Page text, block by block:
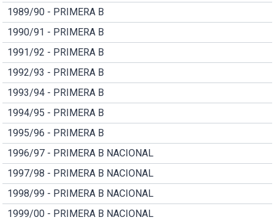
1989/90 - PRIMERA B
1990/91 - PRIMERA B
1991/92 - PRIMERA B
1992/93 - PRIMERA B
1993/94 - PRIMERA B
1994/95 - PRIMERA B
1995/96 - PRIMERA B
1996/97 - PRIMERA B NACIONAL
1997/98 - PRIMERA B NACIONAL
1998/99 - PRIMERA B NACIONAL
1999/00 - PRIMERA B NACIONAL